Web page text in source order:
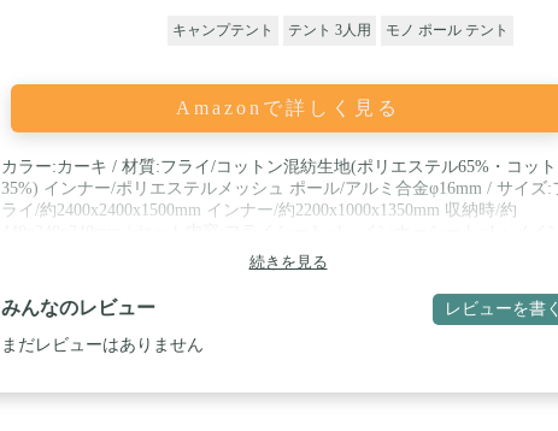
キャンプテント テント 3人用 モノ ポール テント
Amazonで詳しく見る
カラー:カーキ / 材質:フライ/コットン混紡生地(ポリエステル65%・コッ
35%) インナー/ポリエステルメッシュ ポール/アルミ合金φ16mm / サイズ:
ライ/約2400x2400x1500mm インナー/約2200x1000x1350mm 収納時/約
ポール×1・サブポール×1 / 全面ジッパーでフルクローズ
続きを見る
みんなのレビュー レビューを書く
まだレビューはありません